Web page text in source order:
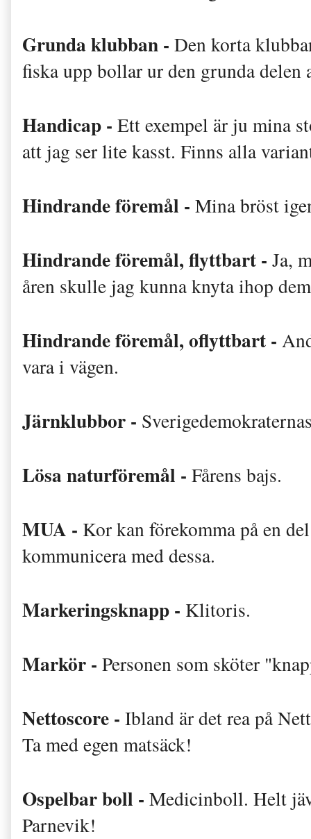
Grunda klubban - Den korta
fiska upp bollar ur den grunda delen
Handicap - Ett exempel är ju mina
att jag ser lite kasst. Finns alla
Hindrande föremål - Mina bröst
Hindrande föremål, flyttbart - Ja,
åren skulle jag kunna knyta ihop
Hindrande föremål, oflyttbart -
vara i vägen.
Järnklubbor -
Lösa naturföremål - Fårens bajs.
MUA - Kor kan förekomma på en
kommunicera med dessa.
Markeringsknapp - Klitoris.
Markör - Personen som sköter
Nettoscore - Ibland är det rea på
Ta med egen matsäck!
Ospelbar boll - Medicinboll. Helt
Parnevik!